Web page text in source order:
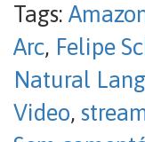
Tags:
Arc, Felipe
Natural
Video,